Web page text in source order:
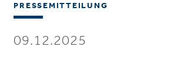
PRESSEMITTEILUNG
09.12.2025